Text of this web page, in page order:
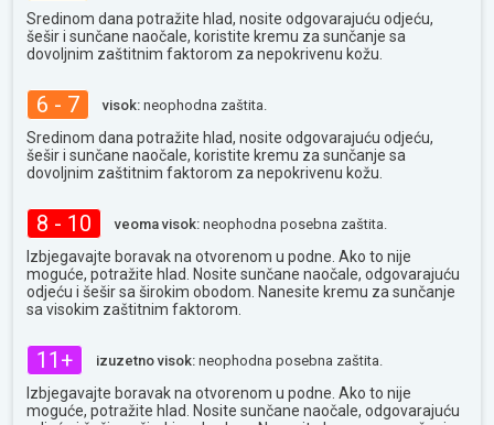
Sredinom dana potražite hlad, nosite odgovarajuću odjeću,
šešir i sunčane naočale, koristite kremu za sunčanje sa
dovoljnim zaštitnim faktorom za nepokrivenu kožu.
6 - 7 visok: neophodna zaštita.
Sredinom dana potražite hlad, nosite odgovarajuću odjeću,
šešir i sunčane naočale, koristite kremu za sunčanje sa
dovoljnim zaštitnim faktorom za nepokrivenu kožu.
8 - 10 veoma visok: neophodna posebna zaštita.
Izbjegavajte boravak na otvorenom u podne. Ako to nije
moguće, potražite hlad. Nosite sunčane naočale, odgovarajuću
odjeću i šešir sa širokim obodom. Nanesite kremu za sunčanje
sa visokim zaštitnim faktorom.
11+ izuzetno visok: neophodna posebna zaštita.
Izbjegavajte boravak na otvorenom u podne. Ako to nije
moguće, potražite hlad. Nosite sunčane naočale, odgovarajuću